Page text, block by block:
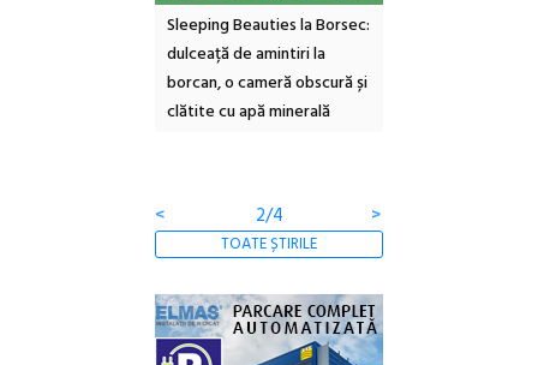
Sleeping Beauties la Borsec:
dulceață de amintiri la
borcan, o cameră obscură și
clătite cu apă minerală
< 2/4 >
TOATE ȘTIRILE